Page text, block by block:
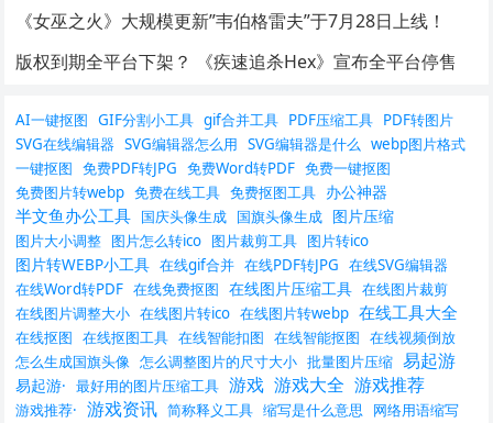
《女巫之火》大规模更新”韦伯格雷夫”于7月28日上线！
版权到期全平台下架？ 《疾速追杀Hex》宣布全平台停售
AI一键抠图 GIF分割小工具 gif合并工具 PDF压缩工具 PDF转图片
SVG在线编辑器 SVG编辑器怎么用 SVG编辑器是什么 webp图片格式
一键抠图 免费PDF转JPG 免费Word转PDF 免费一键抠图
免费图片转webp 免费在线工具 免费抠图工具 办公神器
半文鱼办公工具 国庆头像生成 国旗头像生成 图片压缩
图片大小调整 图片怎么转ico 图片裁剪工具 图片转ico
图片转WEBP小工具 在线gif合并 在线PDF转JPG 在线SVG编辑器
在线Word转PDF 在线免费抠图 在线图片压缩工具 在线图片裁剪
在线图片调整大小 在线图片转ico 在线图片转webp 在线工具大全
在线抠图 在线抠图工具 在线智能扣图 在线智能抠图 在线视频倒放
怎么生成国旗头像 怎么调整图片的尺寸大小 批量图片压缩 易起游
易起游· 最好用的图片压缩工具 游戏 游戏大全 游戏推荐
游戏推荐· 游戏资讯 简称释义工具 缩写是什么意思
网络用语缩写